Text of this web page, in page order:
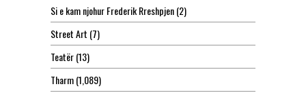
Si e kam njohur Frederik Rreshpjen(2)
Street Art (7)
Teatër(13)
Tharm(1,089)